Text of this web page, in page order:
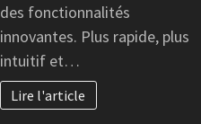
des fonctionnalités
innovantes. Plus rapide, plus
intuitif et…
Lire l'article